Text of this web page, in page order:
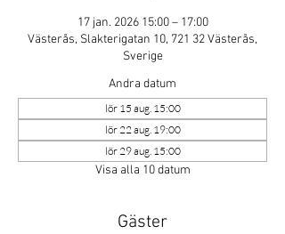
17 jan. 2026 15:00 – 17:00
Västerås, Slakterigatan 10, 721 32 Västerås,
Sverige
Andra datum
lör 15 aug. 15:00
lör 22 aug. 19:00
lör 29 aug. 15:00
Visa alla 10 datum
Gäster